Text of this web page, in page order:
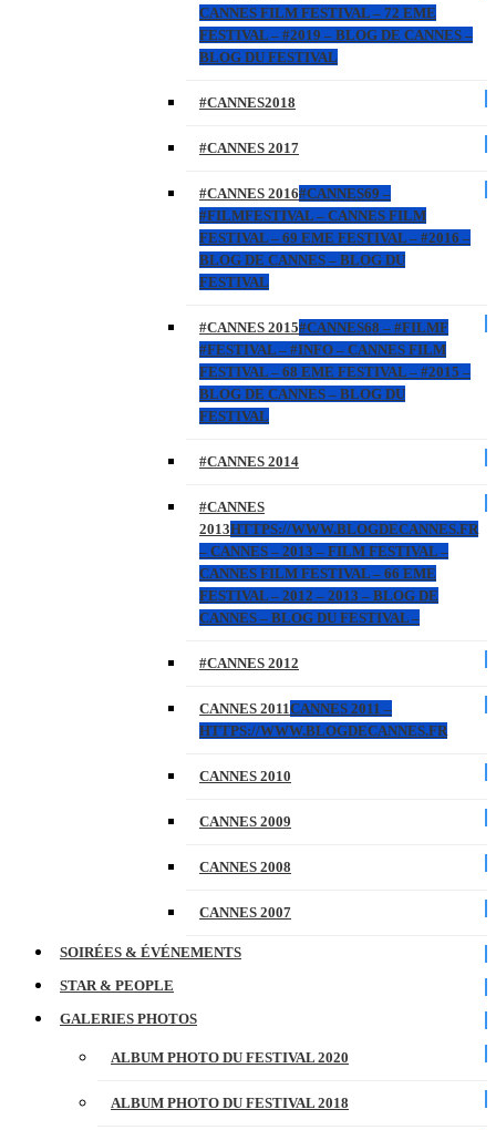
CANNES FILM FESTIVAL – 72 EME
FESTIVAL – #2019 – BLOG DE CANNES –
BLOG DU FESTIVAL
#CANNES2018
#CANNES 2017
#CANNES 2016#CANNES69 –
#FILMFESTIVAL – CANNES FILM
FESTIVAL – 69 EME FESTIVAL – #2016 –
BLOG DE CANNES – BLOG DU
FESTIVAL
#CANNES 2015#CANNES68 – #FILMF
#FESTIVAL – #INFO – CANNES FILM
FESTIVAL – 68 EME FESTIVAL – #2015 –
BLOG DE CANNES – BLOG DU
FESTIVAL
#CANNES 2014
#CANNES
2013HTTPS://WWW.BLOGDECANNES.FR
– CANNES – 2013 – FILM FESTIVAL –
CANNES FILM FESTIVAL – 66 EME
FESTIVAL – 2012 – 2013 – BLOG DE
CANNES – BLOG DU FESTIVAL –
#CANNES 2012
CANNES 2011CANNES 2011 –
HTTPS://WWW.BLOGDECANNES.FR
CANNES 2010
CANNES 2009
CANNES 2008
CANNES 2007
SOIRÉES & ÉVÉNEMENTS
STAR & PEOPLE
GALERIES PHOTOS
ALBUM PHOTO DU FESTIVAL 2020
ALBUM PHOTO DU FESTIVAL 2018